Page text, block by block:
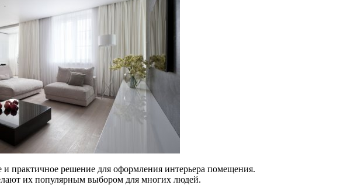
практичное решение для оформления интерьера помещения.
их популярным выбором для многих людей.